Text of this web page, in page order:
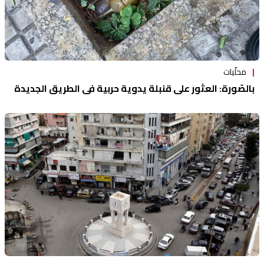
محلّيات
بالصّورة: العثور على قنبلة يدوية حربية في الطريق الجديدة